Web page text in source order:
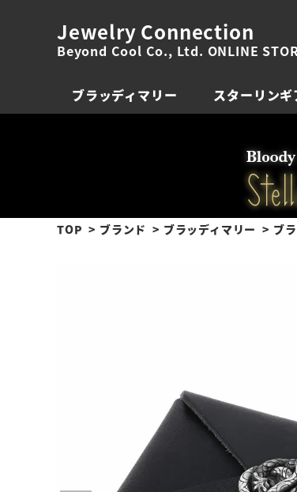
Jewelry Connection
Beyond Cool Co., Ltd. ONLINE
ブラッディマリー スターリンギ
TOP ブランド ブラッディマリー ブ